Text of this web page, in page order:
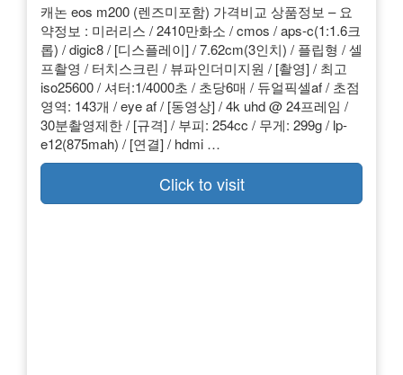
캐논 eos m200 (렌즈미포함) 가격비교 상품정보 – 요
약정보 : 미러리스 / 2410만화소 / cmos / aps-c(1:1.6크
롭) / digic8 / [디스플레이] / 7.62cm(3인치) / 플립형 / 셀
프촬영 / 터치스크린 / 뷰파인더미지원 / [촬영] / 최고
iso25600 / 셔터:1/4000초 / 초당6매 / 듀얼픽셀af / 초점
영역: 143개 / eye af / [동영상] / 4k uhd @ 24프레임 /
30분촬영제한 / [규격] / 부피: 254cc / 무게: 299g / lp-
e12(875mah) / [연결] / hdmi …
Click to visit